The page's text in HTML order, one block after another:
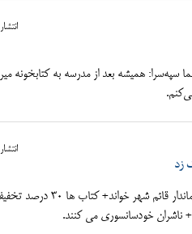
انتشار:سه
سپه‌سرا: همیشه بعد از مدرسه به کتابخونه
انتشار:سه
زد
/آخرین کتابی که